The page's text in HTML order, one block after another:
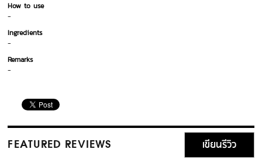
How to use
-
Ingredients
-
Remarks
-
FEATURED REVIEWS เขียนรีวิว